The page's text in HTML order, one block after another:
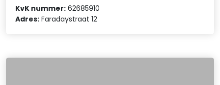
KvK nummer: 62685910
Adres: Faradaystraat 12